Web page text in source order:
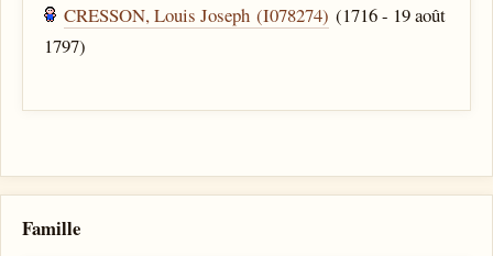
CRESSON, Louis Joseph (I078274) (1716 - 19 août
1797)
Famille